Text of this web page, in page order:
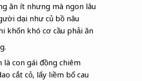
ăn ít nhưng mà ngon lâu
dại như củ bồ nâu
khốn khó cơ cầu phải ăn
là con gái đồng chiêm
cắt cỏ, lấy liềm bổ cau